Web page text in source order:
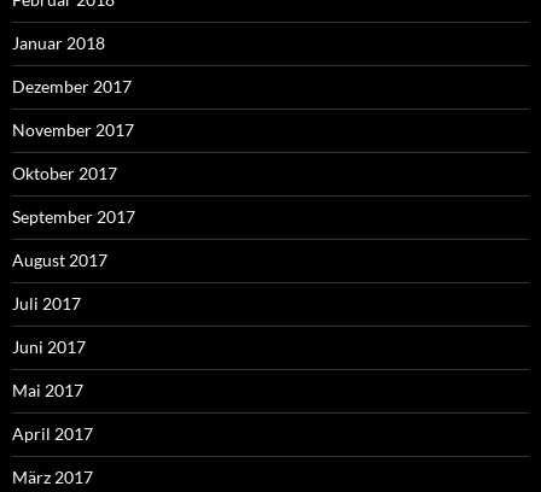
Januar 2018
Dezember 2017
November 2017
Oktober 2017
September 2017
August 2017
Juli 2017
Juni 2017
Mai 2017
April 2017
März 2017